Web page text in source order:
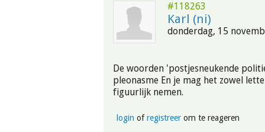
#118263
Karl (ni)
donderdag, 15
De woorden 'postjesneukende
pleonasme En je mag het zowel
figuurlijk nemen.
login ofregistreerom te reageren